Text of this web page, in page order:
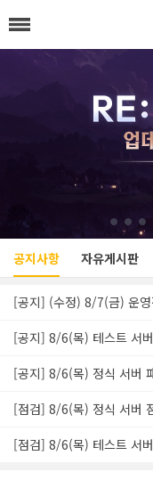
공지사항 자유게시판
[공지] (수정) 8/7(금) 운
[공지] 8/6(목) 테스트 서
[공지] 8/6(목) 정식 서버
[점검] 8/6(목) 정식 서버
[점검] 8/6(목) 테스트 서